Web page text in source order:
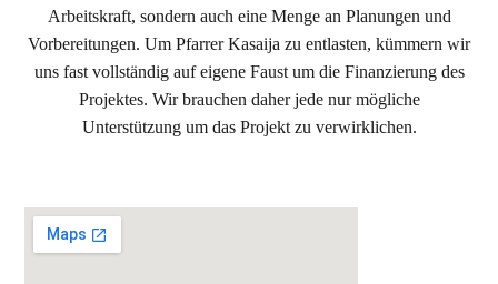
Arbeitskraft, sondern auch eine Menge an Planungen und
Vorbereitungen. Um Pfarrer Kasaija zu entlasten, kümmern wir
uns fast vollständig auf eigene Faust um die Finanzierung des
Projektes. Wir brauchen daher jede nur mögliche
Unterstützung um das Projekt zu verwirklichen.